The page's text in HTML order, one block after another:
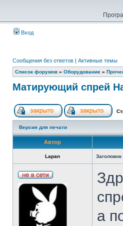
Вход
Сообщения без ответов | Активные темы
Список форумов » Оборудование »
Матирующий спрей
Версия для печати
Автор
Lapan
а